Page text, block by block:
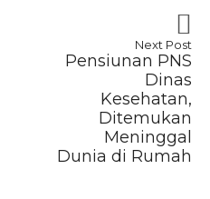
Next Post
Pensiunan PNS
Dinas
Kesehatan,
Ditemukan
Meninggal
Dunia di Rumah